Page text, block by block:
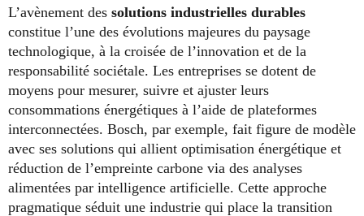
L’avènement des solutions industrielles durables
constitue l’une des évolutions majeures du paysage
technologique, à la croisée de l’innovation et de la
responsabilité sociétale. Les entreprises se dotent de
moyens pour mesurer, suivre et ajuster leurs
consommations énergétiques à l’aide de plateformes
interconnectées. Bosch, par exemple, fait figure de modèle
avec ses solutions qui allient optimisation énergétique et
réduction de l’empreinte carbone via des analyses
alimentées par intelligence artificielle. Cette approche
pragmatique séduit une industrie qui place la transition